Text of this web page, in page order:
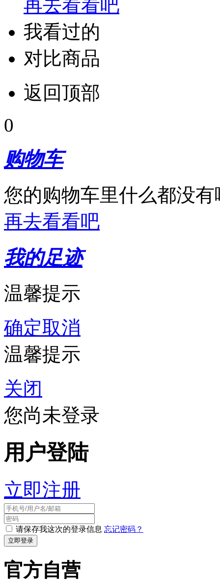
再去看看吧
我看过的
对比商品
返回顶部
0
购物车
您的购物车里什么都没有
再去看看吧
我的足迹
温馨提示
确定取消
温馨提示
关闭
您尚未登录
用户登陆
立即注册
请保存我这次的登录信息 忘记密码？
官方自营